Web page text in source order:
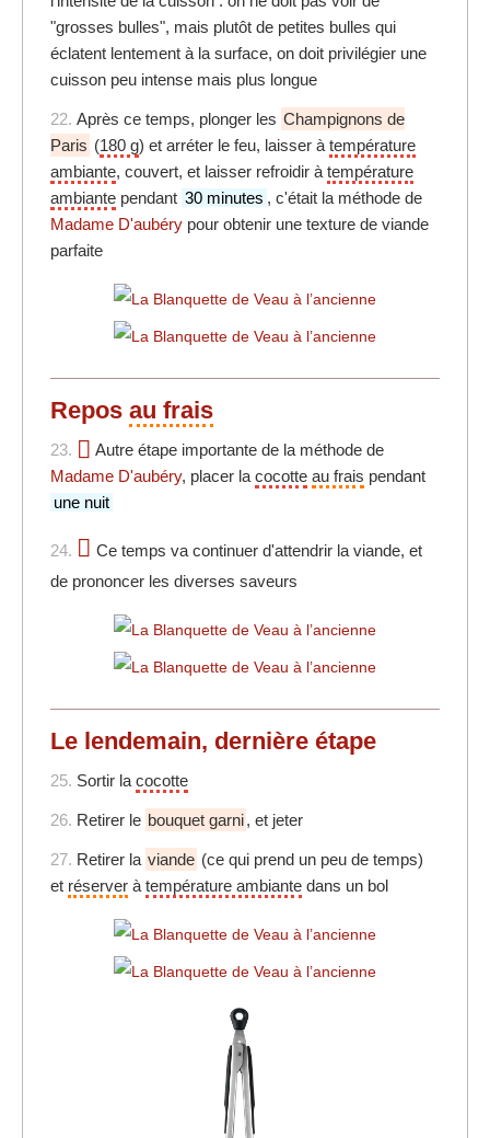
"grosses bulles", mais plutôt de petites bulles qui
éclatent lentement à la surface, on doit privilégier une
cuisson peu intense mais plus longue
22. Après ce temps, plonger les Champignons de
Paris (180 g) et arréter le feu, laisser à température
ambiante, couvert, et laisser refroidir à température
ambiante pendant 30 minutes , c'était la méthode de
Madame D'aubéry pour obtenir une texture de viande
parfaite
Repos au frais
23.
Autre étape importante de la méthode de
Madame D'aubéry, placer la cocotte au frais pendant
une nuit
24.
Ce temps va continuer d'attendrir la viande, et
de prononcer les diverses saveurs
Le lendemain, dernière étape
25. Sortir la cocotte
26. Retirer le bouquet garni, et jeter
27. Retirer la viande (ce qui prend un peu de temps)
et réserver à température ambiante dans un bol